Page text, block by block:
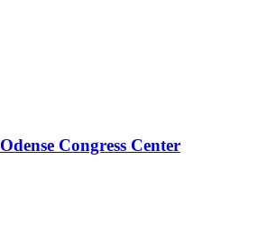
Congress Center